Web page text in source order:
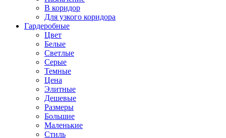
В коридор
Для узкого коридора
Гардеробные
Цвет
Белые
Светлые
Серые
Темные
Цена
Элитные
Дешевые
Размеры
Большие
Маленькие
Стиль